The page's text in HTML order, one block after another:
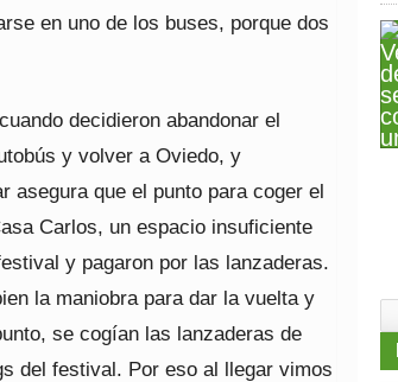
en uno de los buses, porque dos
decidieron abandonar el
y volver a Oviedo, y
asegura que el punto para coger el
Carlos, un espacio insuficiente
y pagaron por las lanzaderas.
la maniobra para dar la vuelta y
se cogían las lanzaderas de
del festival. Por eso al llegar vimos